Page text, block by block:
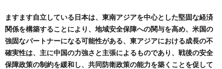
ますます自立している日本は、東南アジアを中心とした堅固な経済
関係を構築することにより、地域安全保障への関与を高め、米国の
強固なパートナーになる可能性がある、東アジアにおける成長の不
確実性は、主に中国の力強さと主張によるものであり、戦後の安全
保障政策の制約を緩和し、共同防衛政策の能力を築くことを促して